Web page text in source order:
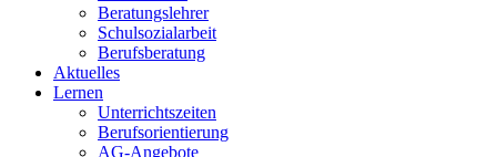
Beratungslehrer
Schulsozialarbeit
Berufsberatung
Aktuelles
Lernen
Unterrichtszeiten
Berufsorientierung
AG-Angebote